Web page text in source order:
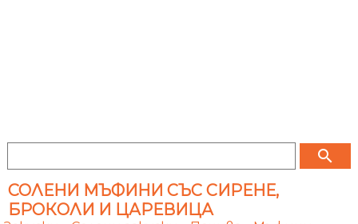
search
СОЛЕНИ МЪФИНИ СЪС СИРЕНЕ,
БРОКОЛИ И ЦАРЕВИЦА